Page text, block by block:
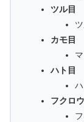
ツル目
カモ目
ハト目
フクロ